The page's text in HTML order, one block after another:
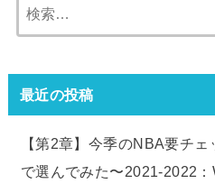
最近の投稿
【第2章】今季のNBA要チ
で選んでみた〜2021-2022